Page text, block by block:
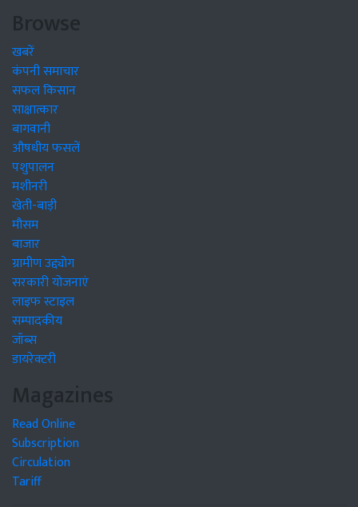
Browse
खबरें
कंपनी समाचार
सफल किसान
साक्षात्कार
बागवानी
औषधीय फसलें
पशुपालन
मशीनरी
खेती-बाड़ी
मौसम
बाजार
ग्रामीण उद्द्योग
सरकारी योजनाएं
लाइफ स्टाइल
सम्पादकीय
जॉब्स
डायरेक्टरी
Magazines
Read Online
Subscription
Circulation
Tariff